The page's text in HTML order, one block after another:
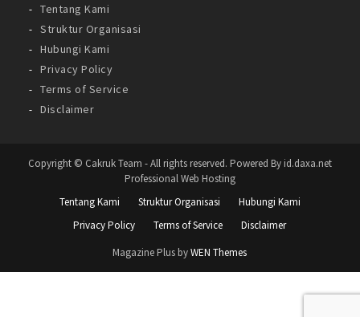
Tentang Kami
Struktur Organisasi
Hubungi Kami
Privacy Policy
Terms of Service
Disclaimer
Copyright © Cakruk Team - All rights reserved. Powered By id.daxa.net
Professional Web Hosting
Tentang Kami
Struktur Organisasi
Hubungi Kami
Privacy Policy
Terms of Service
Disclaimer
Magazine Plus byWEN Themes